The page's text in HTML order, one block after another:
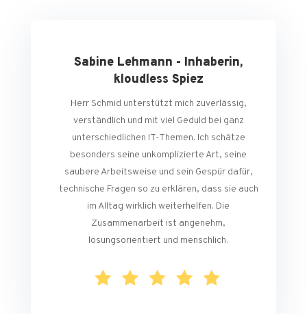
Sabine Lehmann - Inhaberin,
kloudless Spiez
Herr Schmid unterstützt mich zuverlässig,
verständlich und mit viel Geduld bei ganz
unterschiedlichen IT-Themen. Ich schätze
besonders seine unkomplizierte Art, seine
saubere Arbeitsweise und sein Gespür dafür,
technische Fragen so zu erklären, dass sie auch
im Alltag wirklich weiterhelfen. Die
Zusammenarbeit ist angenehm,
lösungsorientiert und menschlich.